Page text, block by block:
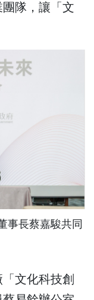
隊，讓「文
事長蔡嘉駿共同
文化科技創